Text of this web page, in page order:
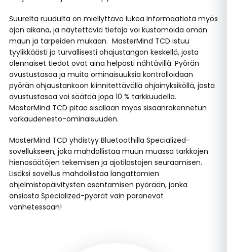
Suurelta ruudulta on miellyttävä lukea informaatiota myös
ajon aikana, ja näytettäviä tietoja voi kustomoida oman
maun ja tarpeiden mukaan. MasterMind TCD istuu
tyylikkäästi ja turvallisesti ohajustangon keskellä, josta
olennaiset tiedot ovat aina helposti nähtävillä. Pyörän
avustustasoa ja muita ominaisuuksia kontrolloidaan
pyörän ohjaustankoon kiinnitettävällä ohjainyksiköllä, josta
avustustasoa voi säätää jopa 10 % tarkkuudella.
MasterMind TCD pitää sisällään myös sisäänrakennetun
varkaudenesto-ominaisuuden.
MasterMind TCD yhdistyy Bluetoothilla Specialized-
sovellukseen, joka mahdollistaa muun muassa tarkkojen
hienosäätöjen tekemisen ja ajotilastojen seuraamisen.
Lisäksi sovellus mahdollistaa langattomien
ohjelmistopäivitysten asentamisen pyörään, jonka
ansiosta Specialized-pyörät vain paranevat
vanhetessaan!